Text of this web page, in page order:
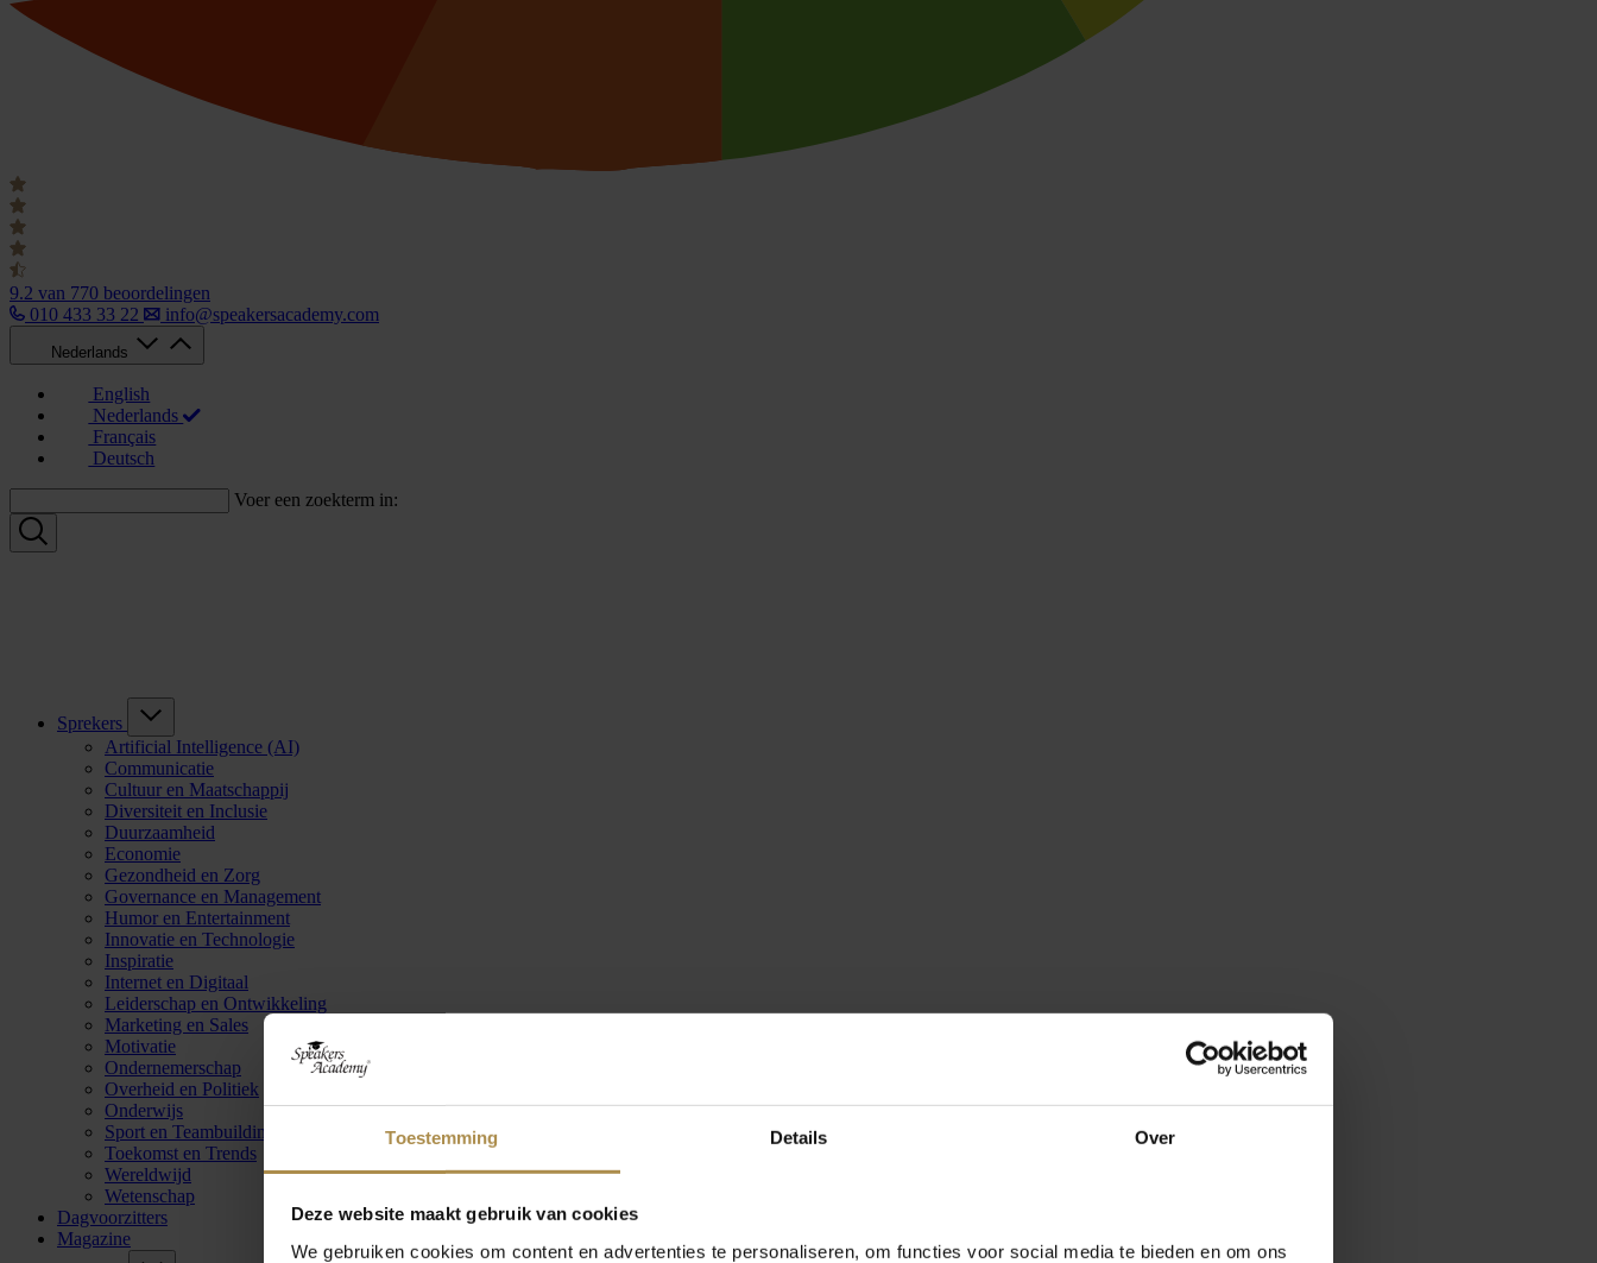
Toestemming Details Over
Deze website maakt gebruik van cookies
We gebruiken cookies om content en advertenties te personaliseren, om functies voor social media te bieden en om ons
9.2 van 770 beoordelingen
010 433 33 22
info@speakersacademy.com
Nederlands
English
Nederlands
Français
Deutsch
Voer een zoekterm in:
Sprekers
Artificial Intelligence (AI)
Communicatie
Cultuur en Maatschappij
Diversiteit en Inclusie
Duurzaamheid
Economie
Gezondheid en Zorg
Governance en Management
Humor en Entertainment
Innovatie en Technologie
Inspiratie
Internet en Digitaal
Leiderschap en Ontwikkeling
Marketing en Sales
Motivatie
Ondernemerschap
Overheid en Politiek
Onderwijs
Sport en Teambuilding
Toekomst en Trends
Wereldwijd
Wetenschap
Dagvoorzitters
Magazine